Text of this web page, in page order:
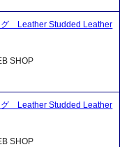
グ Leather Studded Leather
SHOP
グ Leather Studded Leather
SHOP